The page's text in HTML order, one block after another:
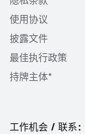
使用协议
披露文件
最佳执行政策
持牌主体*
工作机会 / 联系：